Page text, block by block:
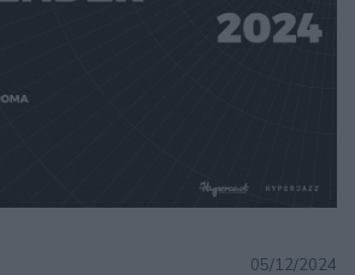
05/12/2024